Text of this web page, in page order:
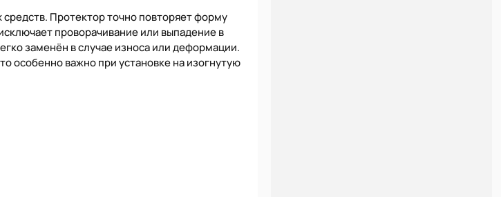
Протектор точно повторяет форму
проворачивание или выпадение в
заменён в случае износа или деформации.
особенно важно при установке на изогнутую